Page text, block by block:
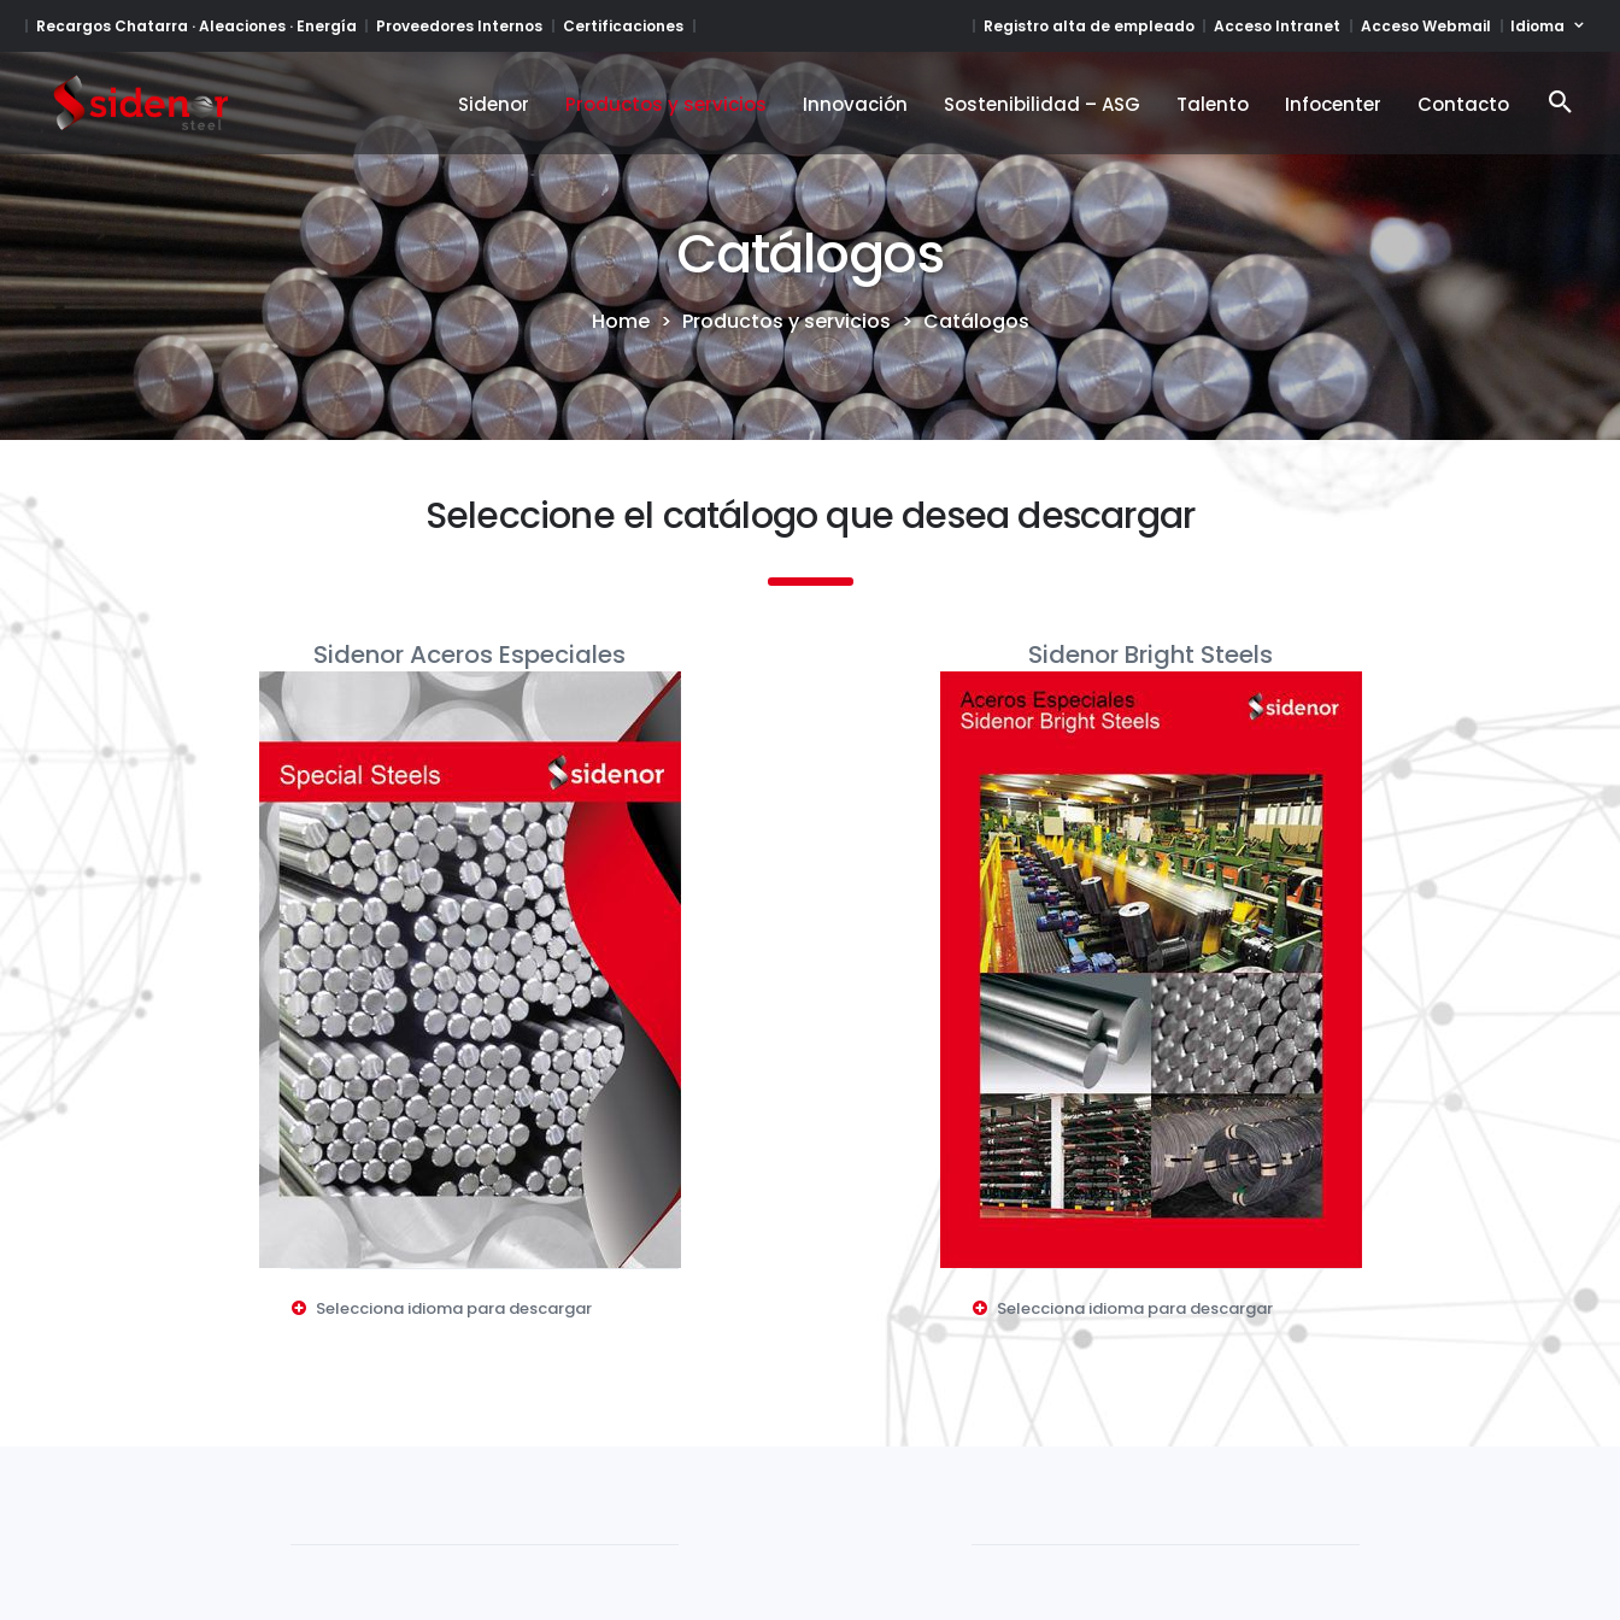
Recargos Chatarra · Aleaciones · Energía Proveedores Internos Certificaciones Registro alta de empleado Acceso Intranet Acceso Webmail Idioma
Sidenor
Sidenor
Productos y servicios
Productos y servicios
Innovación
Innovación
Sostenibilidad – ASG
Talento
Infocenter
Contacto
Catálogos
Home > Productos y servicios > Catálogos
Seleccione el catálogo que desea descargar
Sidenor Aceros Especiales
Selecciona idioma para descargar
Sidenor Bright Steels
Selecciona idioma para descargar
Castellano
Inglés